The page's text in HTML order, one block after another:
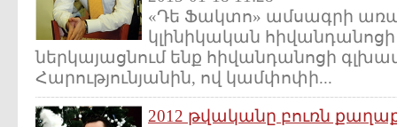
«Դե Ֆակտո» ամսագրի
կլինիկական
ներկայացնում ենք հիվանդանոցի
Հարությունյանին, ով կամփոփի...
2012 թվականը բուռն